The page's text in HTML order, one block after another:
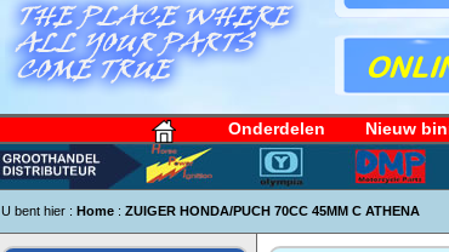
Onderdelen
Nieuw
U bent hier : Home : ZUIGER HONDA/PUCH 70CC 45MM C ATHENA